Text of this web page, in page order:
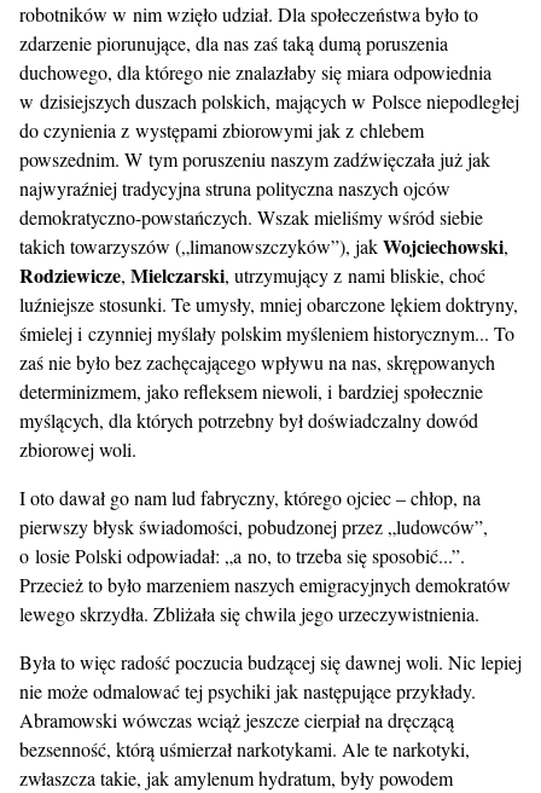
robotników w nim wzięło udział. Dla społeczeństwa było to
zdarzenie piorunujące, dla nas zaś taką dumą poruszenia
duchowego, dla którego nie znalazłaby się miara odpowiednia
w dzisiejszych duszach polskich, mających w Polsce niepodległej
do czynienia z występami zbiorowymi jak z chlebem
powszednim. W tym poruszeniu naszym zadźwięczała już jak
najwyraźniej tradycyjna struna polityczna naszych ojców
demokratyczno-powstańczych. Wszak mieliśmy wśród siebie
takich towarzyszów („limanowszczyków”), jakWojciechowski,
Rodziewicze, Mielczarski, utrzymujący z nami bliskie, choć
luźniejsze stosunki. Te umysły, mniej obarczone lękiem doktryny,
śmielej i czynniej myślały polskim myśleniem historycznym... To
zaś nie było bez zachęcającego wpływu na nas, skrępowanych
determinizmem, jako refleksem niewoli, i bardziej społecznie
myślących, dla których potrzebny był doświadczalny dowód
zbiorowej woli.
I oto dawał go nam lud fabryczny, którego ojciec – chłop, na
pierwszy błysk świadomości, pobudzonej przez „ludowców”,
o losie Polski odpowiadał: „a no, to trzeba się sposobić...”.
Przecież to było marzeniem naszych emigracyjnych demokratów
lewego skrzydła. Zbliżała się chwila jego urzeczywistnienia.
Była to więc radość poczucia budzącej się dawnej woli. Nic lepiej
nie może odmalować tej psychiki jak następujące przykłady.
Abramowski wówczas wciąż jeszcze cierpiał na dręczącą
bezsenność, którą uśmierzał narkotykami. Ale te narkotyki,
zwłaszcza takie, jak amylenum hydratum, były powodem